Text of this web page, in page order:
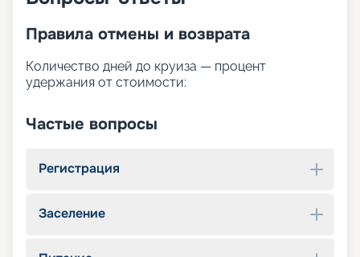
Правила отмены и возврата
Количество дней до круиза — процент
удержания от стоимости:
Частые вопросы
Регистрация
Заселение